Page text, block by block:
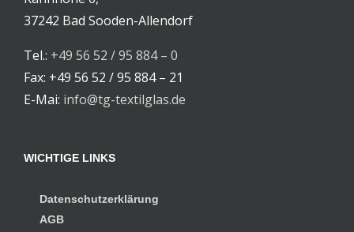
37242 Bad Sooden-Allendorf
Tel.: +49 56 52 / 95 884 – 0
Fax: +49 56 52 / 95 884 – 21
E-Mai: info@tg-textilglas.de
WICHTIGE LINKS
Datenschutzerklärung
AGB